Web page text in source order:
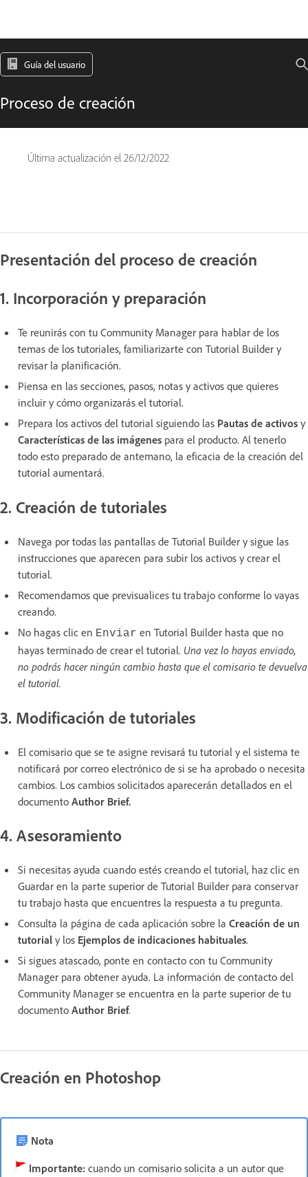
Guía del usuario
Proceso de creación
Última actualización el 26/12/2022
Presentación del proceso de creación
1. Incorporación y preparación
Te reunirás con tu Community Manager para hablar de los
temas de los tutoriales, familiarizarte con Tutorial Builder y
revisar la planificación.
Piensa en las secciones, pasos, notas y activos que quieres
incluir y cómo organizarás el tutorial.
Prepara los activos del tutorial siguiendo las Pautas de activos y
Características de las imágenes para el producto. Al tenerlo
todo esto preparado de antemano, la eficacia de la creación del
tutorial aumentará.
2. Creación de tutoriales
Navega por todas las pantallas de Tutorial Builder y sigue las
instrucciones que aparecen para subir los activos y crear el
tutorial.
Recomendamos que previsualices tu trabajo conforme lo vayas
creando.
No hagas clic en Enviar en Tutorial Builder hasta que no
hayas terminado de crear el tutorial. Una vez lo hayas enviado,
no podrás hacer ningún cambio hasta que el comisario te devuelva
el tutorial.
3. Modificación de tutoriales
El comisario que se te asigne revisará tu tutorial y el sistema te
notificará por correo electrónico de si se ha aprobado o necesita
cambios. Los cambios solicitados aparecerán detallados en el
documento Author Brief.
4. Asesoramiento
Si necesitas ayuda cuando estés creando el tutorial, haz clic en
Guardar en la parte superior de Tutorial Builder para conservar
tu trabajo hasta que encuentres la respuesta a tu pregunta.
Consulta la página de cada aplicación sobre la Creación de un
tutorial y los Ejemplos de indicaciones habituales.
Si sigues atascado, ponte en contacto con tu Community
Manager para obtener ayuda. La información de contacto del
Community Manager se encuentra en la parte superior de tu
documento Author Brief.
Creación en Photoshop
Nota
Importante: cuando un comisario solicita a un autor que